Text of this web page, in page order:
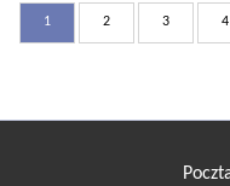
1 2 3 4